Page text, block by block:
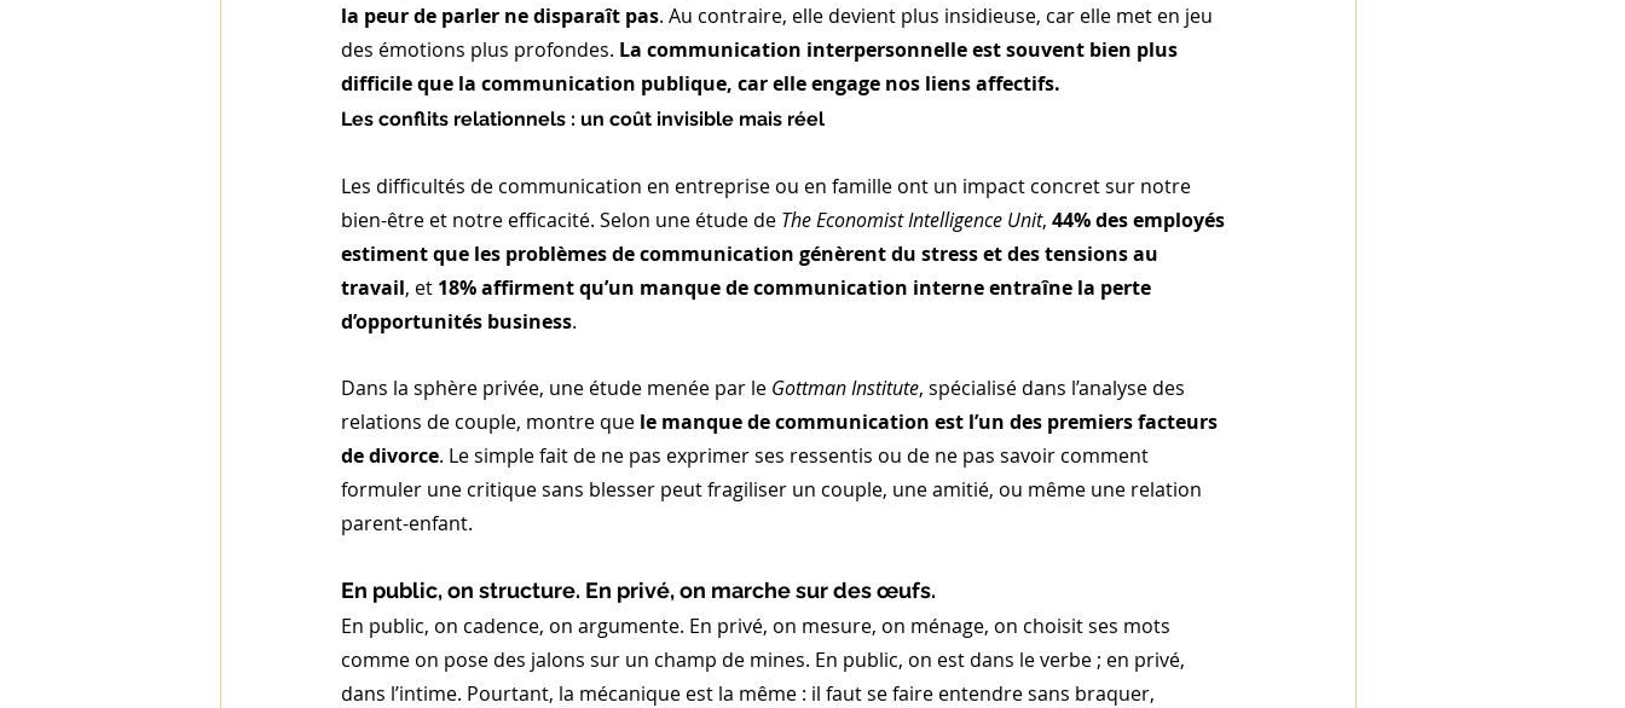
la peur de parler ne disparaît pas. Au contraire, elle devient plus insidieuse, car elle met en jeu
des émotions plus profondes. La communication interpersonnelle est souvent bien plus
difficile que la communication publique, car elle engage nos liens affectifs.
Les conflits relationnels : un coût invisible mais réel
Les difficultés de communication en entreprise ou en famille ont un impact concret sur notre
bien-être et notre efficacité. Selon une étude de The Economist Intelligence Unit, 44% des employés
estiment que les problèmes de communication génèrent du stress et des tensions au
travail, et 18% affirment qu’un manque de communication interne entraîne la perte
d’opportunités business.
Dans la sphère privée, une étude menée par le Gottman Institute, spécialisé dans l’analyse des
relations de couple, montre que le manque de communication est l’un des premiers facteurs
de divorce. Le simple fait de ne pas exprimer ses ressentis ou de ne pas savoir comment
formuler une critique sans blesser peut fragiliser un couple, une amitié, ou même une relation
parent-enfant.
En public, on structure. En privé, on marche sur des œufs.
En public, on cadence, on argumente. En privé, on mesure, on ménage, on choisit ses mots
comme on pose des jalons sur un champ de mines. En public, on est dans le verbe ; en privé,
dans l’intime. Pourtant, la mécanique est la même : il faut se faire entendre sans braquer,